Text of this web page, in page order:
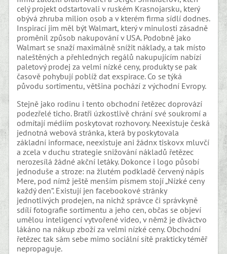
celý projekt odstartovali v ruském Krasnojarsku, který
obývá zhruba milion osob a v kterém firma sídlí dodnes.
Inspirací jim měl být Walmart, který v minulosti zásadně
proměnil způsob nakupování v USA. Podobně jako
Walmart se snaží maximálně snížit náklady, a tak místo
naleštěných a přehledných regálů nakupujícím nabízí
paletový prodej za velmi nízké ceny, produkty se pak
časově pohybují poblíž dat exspirace. Co se týká
původu sortimentu, většina pochází z východní Evropy.
Stejně jako rodinu i tento obchodní řetězec doprovází
podezřelé ticho. Bratři úzkostlivě chrání své soukromí a
odmítají médiím poskytovat rozhovory. Neexistuje česká
jednotná webová stránka, která by poskytovala
základní informace, neexistuje ani žádnx tiskovx mluvčí
a zcela v duchu strategie snižování nákladů řetězec
nerozesílá žádné akční letáky. Dokonce i logo působí
jednoduše a stroze: na žlutém podkladě červený nápis
Mere, pod nímž ještě menším písmem stojí „Nízké ceny
každý den“. Existují jen facebookové stránky
jednotlivých prodejen, na nichž správce či správkyně
sdílí fotografie sortimentu a jeho cen, občas se objeví
umělou inteligencí vytvořené video, v němž je diváctvo
lákáno na nákup zboží za velmi nízké ceny. Obchodní
řetězec tak sám sebe mimo sociální sítě prakticky téměř
nepropaguje.